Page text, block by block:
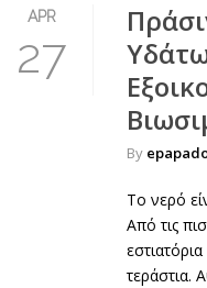
APR
27
By
Το νερό
Από τις
τεράστια.